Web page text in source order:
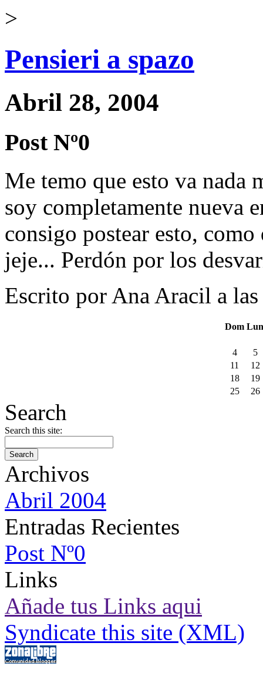
>
Pensieri a spazo
Abril 28, 2004
Post Nº0
Me temo que esto va nada
soy completamente nueva
consigo postear esto,
jeje... Perdón por los
Escrito por Ana Aracil a
Dom Lun
4
5
11
12
18
19
25
26
Search
Search this site:
Archivos
Abril 2004
Entradas Recientes
Post Nº0
Links
Añade tus Links aqui
Syndicate this site (XML)